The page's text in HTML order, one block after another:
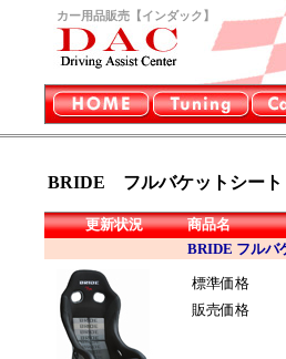
カー用品販売【インダック】
BRIDE フルバケットシー
更新状況
商品名
BRIDE フル
標準価格
販売価